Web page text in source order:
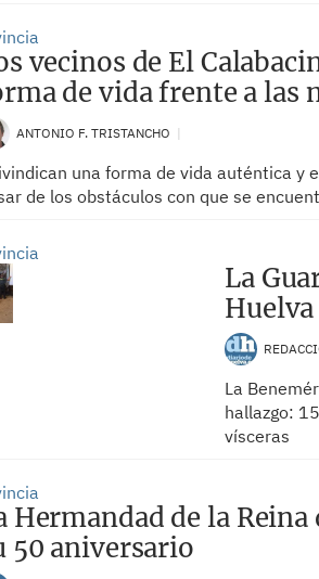
vecinos de El
de vida frente a las
ANTONIO F. TRISTANCHO
una forma de vida auténtica y
de los obstáculos con que se
La
La
hallazgo:
vísceras
Hermandad de la
50 aniversario